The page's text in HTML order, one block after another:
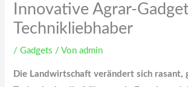
Innovative Agrar-
Technikliebhaber
/Gadgets / Vonadmin
Die Landwirtschaft verändert sich rasant,